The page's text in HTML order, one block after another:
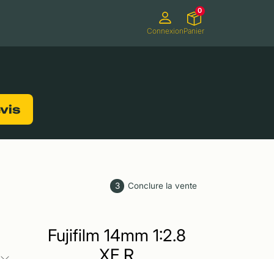
ConnexionPanier
0
3 Conclure la vente
Fujifilm 14mm 1:2.8